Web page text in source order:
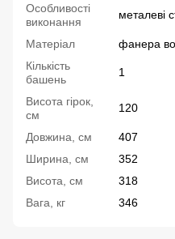
Особливості
виконання
металеві
Матеріал
фанера
Кількість
башень
1
Висота гірок,
см
120
Довжина, см
407
Ширина, см
352
Висота, см
318
Вага, кг
346